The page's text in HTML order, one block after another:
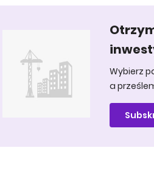
Wybierz
a